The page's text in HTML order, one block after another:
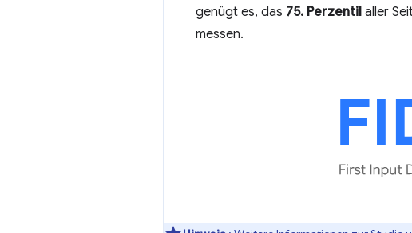
genügt es, das 75. Perzentil aller
messen.